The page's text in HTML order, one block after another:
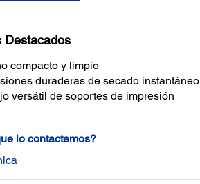
Destacados
compacto y limpio
duraderas de secado instantáneo
versátil de soportes de impresión
lo contactemos?